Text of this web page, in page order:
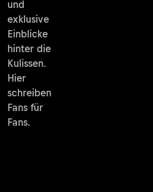
und
exklusive
Einblicke
hinter die
Kulissen.
Hier
schreiben
Fans für
Fans.